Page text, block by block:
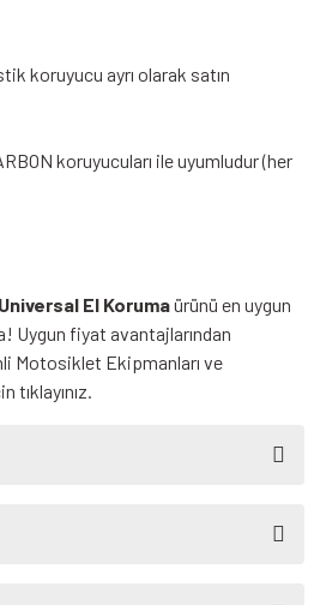
koruyucu ayrı olarak satın
koruyucuları ile uyumludur (her
El Korumaürünü en uygun
Uygun fiyat avantajlarından
Motosiklet Ekipmanları ve
tıklayınız.